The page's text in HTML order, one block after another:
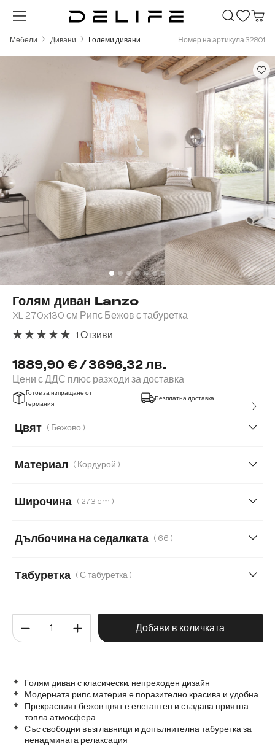
Преминете към основното съдържание
Мебели Дивани Големи дивани Номер на артикула 32801
Голям диван Lanzo
XL 270x130 см Рипс Бежов с табуретка
1889,90 € / 3696,32 лв.
Цени с ДДС плюс разходи за доставка
1 Отзиви
Готов за изпращане от
Германия
Безплатна доставка
Цвят ( Бежово )
Материал ( Кордурой )
Широчина ( 273 cm )
Дълбочина на седалката ( 66 )
Табуретка ( С табуретка )
Количество на продукта:
Добави в количката
Голям диван с класически, непреходен дизайн
Модерната рипс материя е поразително красива и удобна
Прекрасният бежов цвят е елегантен и създава приятна
топла атмосфера
Със свободни възглавници и допълнителна табуретка за
ненадмината релаксация
Пропуснете галерия с изображения